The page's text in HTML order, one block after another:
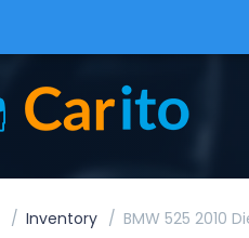
Inventory BMW 525 2010